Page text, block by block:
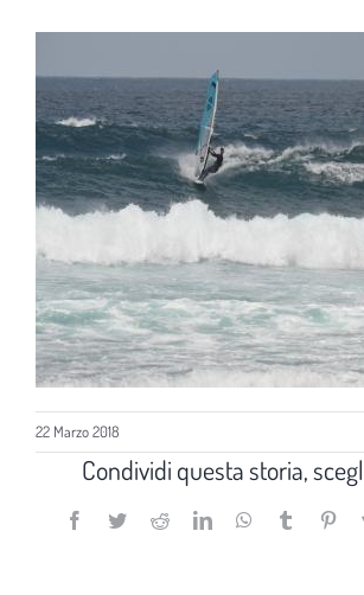
22 Marzo 2018
Condividi questa storia,
Facebook
TwitterRedditLinkedInWhatsApp
Tumblr